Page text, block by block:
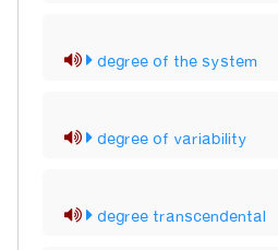
degree of the system
degree of variability
degree transcendental